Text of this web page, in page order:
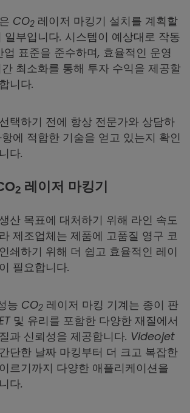
CO2 레이저 마킹기 설치를 계획할
일부입니다. 시스템이 예상대로 작동
표준을 준수하며, 효율적인 운영
최소화를 통해 투자 수익을 제공할
니다.
택하기 전에 항상 전문가와 상담하
에 적합한 기술을 얻고 있는지 확인
다.
2 레이저 마킹기
산 목표에 대처하기 위해 라인 속도
제조업체는 제품에 고품질 영구 코
쇄하기 위해 더 쉽고 효율적인 레이
필요합니다.
능 CO2 레이저 마킹 기계는 종이 판
및 유리를 포함한 다양한 재질에서
과 신뢰성을 제공합니다. Videojet
단한 날짜 마킹부터 더 크고 복잡한
르기까지 다양한 애플리케이션을
다.